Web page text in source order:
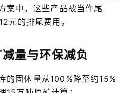
案中，这些产品被当作尾
元的排尾费用。
量与环保减负
的固体量从100%降至约15%